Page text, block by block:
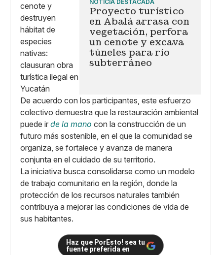
NOTICIA DESTACADA
Proyecto turístico
en Abalá arrasa con
vegetación, perfora
un cenote y excava
túneles para río
subterráneo
De acuerdo con los participantes, este esfuerzo
colectivo demuestra que la restauración ambiental
puede ir de la mano con la construcción de un
futuro más sostenible, en el que la comunidad se
organiza, se fortalece y avanza de manera
conjunta en el cuidado de su territorio.
La iniciativa busca consolidarse como un modelo
de trabajo comunitario en la región, donde la
protección de los recursos naturales también
contribuya a mejorar las condiciones de vida de
sus habitantes.
Haz que PorEsto! sea tu
fuente preferida en